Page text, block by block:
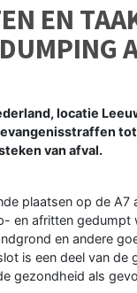
EN
locatie
van afval.
plaatsen op de
en afritten gedumpt
en andere
is een deel van
gezondheid als